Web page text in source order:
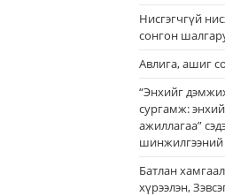
Нисгэгчгүй
сонгон
Авлига, ашиг
“Энхийг
сургамж:
ажиллагаа”
шинжилгээний
Батлан
хүрээлэн,